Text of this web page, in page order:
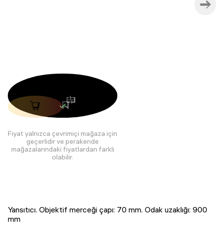
Fiyat yalnızca çevrimiçi mağaza için
geçerlidir ve perakende
mağazalarındaki fiyatlardan farklı
olabilir.
Yansıtıcı. Objektif merceği çapı: 70 mm. Odak uzaklığı: 900
mm